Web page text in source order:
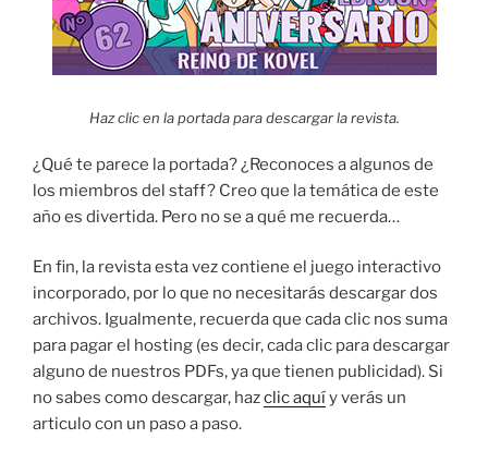
Haz clic en la portada para descargar la revista.
¿Qué te parece la portada? ¿Reconoces a algunos de
los miembros del staff? Creo que la temática de este
año es divertida. Pero no se a qué me recuerda…
En fin, la revista esta vez contiene el juego interactivo
incorporado, por lo que no necesitarás descargar dos
archivos. Igualmente, recuerda que cada clic nos suma
para pagar el hosting (es decir, cada clic para descargar
alguno de nuestros PDFs, ya que tienen publicidad). Si
no sabes como descargar, hazclic aquíy verás un
articulo con un paso a paso.